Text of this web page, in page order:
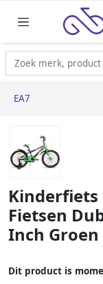
EA7
Kinderfiets
Fietsen
Inch Groen
Dit product is